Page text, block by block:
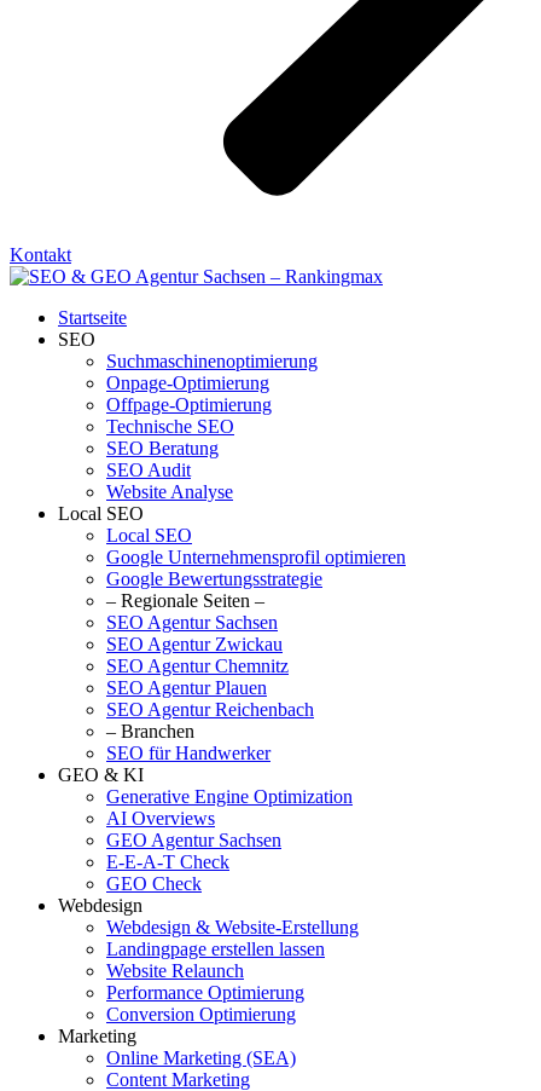
Kontakt
Startseite
SEO
Suchmaschinenoptimierung
Onpage-Optimierung
Offpage-Optimierung
Technische SEO
SEO Beratung
SEO Audit
Website Analyse
Local SEO
Local SEO
Google Unternehmensprofil optimieren
Google Bewertungsstrategie
– Regionale Seiten –
SEO Agentur Sachsen
SEO Agentur Zwickau
SEO Agentur Chemnitz
SEO Agentur Plauen
SEO Agentur Reichenbach
– Branchen
SEO für Handwerker
GEO & KI
Generative Engine Optimization
AI Overviews
GEO Agentur Sachsen
E-E-A-T Check
GEO Check
Webdesign
Webdesign & Website-Erstellung
Landingpage erstellen lassen
Website Relaunch
Performance Optimierung
Conversion Optimierung
Marketing
Online Marketing (SEA)
Content Marketing